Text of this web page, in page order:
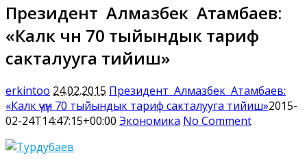
Президент Алмазбек Атамбаев:
«Калк үчүн 70 тыйындык тариф
сакталууга тийиш»
erkintoo 24.02.2015 Президент Алмазбек Атамбаев:
«Калк үчүн 70 тыйындык тариф сакталууга тийиш»2015-
02-24T14:47:15+00:00 Экономика No Comment